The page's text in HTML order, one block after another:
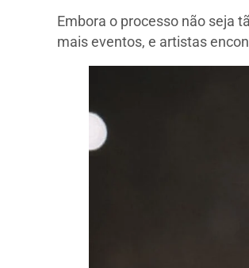
Embora o processo não seja
mais eventos, e artistas